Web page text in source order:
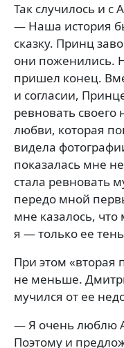
Так случилось и с
— Наша история
сказку. Принц
они поженились.
пришел конец.
и согласии,
ревновать
любви, которая
видела
показалась мне
стала ревновать
передо мной
мне казалось,
я — только ее
При этом «вторая
не меньше.
мучился от ее
— Я очень люблю
Поэтому и